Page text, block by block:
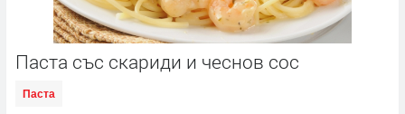
Паста със скариди и чеснов сос
Паста